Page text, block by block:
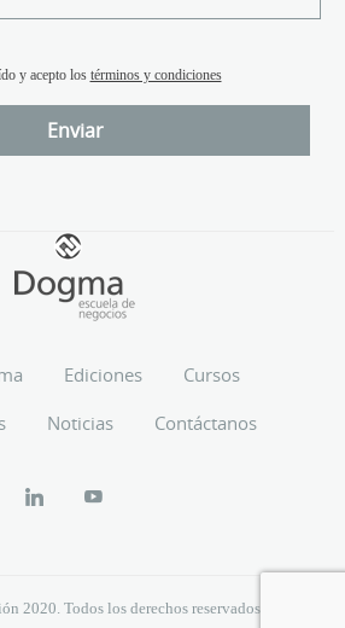
y acepto los términos y condiciones
Ediciones
Cursos
Noticias Contáctanos
2020. Todos los derechos reservados.